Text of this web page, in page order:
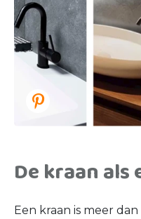
De kraan
Een kraan is meer